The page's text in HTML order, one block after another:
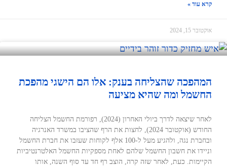
קרא עוד »
אוקטובר 15, 2024
המהפכה שהצליחה בענק: אלו הם הישגי מהפכת
החשמל ומה שהיא מציעה
לאחר שיצאה לדרך ביולי האחרון (2024), רפורמת החשמל הצליחה
החודש (אוקטובר 2024), לחצות את הרף שהציבו במשרד האנרגיה
ובחברת נגה, ולהגיע מעל ל-100 אלף לקוחות שעזבו את חברת החשמל
וניידו את חשבון החשמל שלהם לאחת מספקיות החשמל האלטרנטיביות
הקיימות. כעת, לאחר שזה קרה, הוצב רף חד עד סוף השנה, אותו